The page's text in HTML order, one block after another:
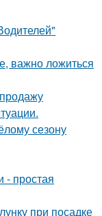
важно ложиться
сезону
- простая
при посадке